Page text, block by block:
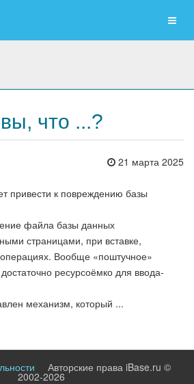
что ...?
21 марта 2025
привести к повреждению базы
файла базы данных
страницами, при вставке,
Вообще «поштучное»
ресурсоёмко для ввода-
механизм, который ...
Авторские права iBase.ru ©
2002-2026